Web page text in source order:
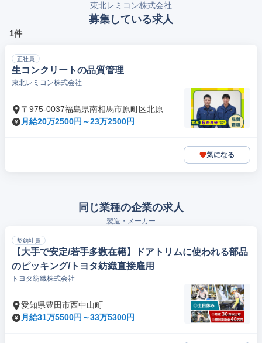
東北レミコン株式会社
募集している求人
1件
正社員
生コンクリートの品質管理
東北レミコン株式会社
〒975-0037福島県南相馬市原町区北原
月給20万2500円～23万2500円
気になる
同じ業種の企業の求人
製造・メーカー
契約社員
【大手で安定/若手多数在籍】ドアトリムに使われる部品
のピッキング/トヨタ紡織直接雇用
トヨタ紡織株式会社
愛知県豊田市西中山町
月給31万5500円～33万5300円